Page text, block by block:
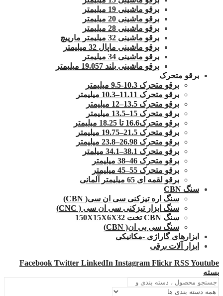
برقو ماشینی 19 میلیمتر
برقو ماشینی 20 میلیمتر
برقو ماشینی 28 میلیمتر
برقو ماشینی 32 میلیمتر مارپیچ
برقو ماشینی ماپال 32 میلیمتر
برقو ماشینی 34 میلیمتر
برقو ماشینی بلند 19.057 میلیمتر
برقو متحرک
برقو متحرک 10.3-9.5 میلیمتر
برقو متحرک 11.11–10.3 میلیمتر
برقو متحرک 13.5–12 میلیمتر
برقو متحرک 15–13.5 میلیمتر
برقو متحرک16.6 تا 18.25 میلیمتر
برقو متحرک 21.5–19.75 میلیمتر
برقو متحرک 26.98–23.8 میلیمتر
برقو متحرک 38.1–34.1 میلمتر
برقو متحرک 46–38 میلیمتر
برقو متحرک 55–45 میلیمتر
برقو لقمه ای 65 میلیمتر آلمانی
سنگ CBN
سنگ اره تیزکنی سی ان سی( CBN)
سنگ ابزار تیزکنی سی ان سی ( CNC)
سنگ CBN تخت 150X15X6X32
سنگ سی بی ان( CBN)
ابزارهای گاراژی -مکانیکی
ابزار آلات برقی
Facebook Twitter LinkedIn Instagram Flickr RSSYoutube
بسته